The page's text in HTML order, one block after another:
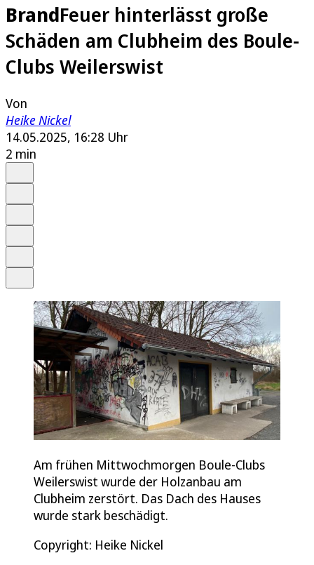
BrandFeuer hinterlässt große
Schäden am Clubheim des Boule-
Clubs Weilerswist
Von
Heike Nickel
14.05.2025, 16:28 Uhr
2 min
Am frühen Mittwochmorgen Boule-Clubs
Weilerswist wurde der Holzanbau am
Clubheim zerstört. Das Dach des Hauses
wurde stark beschädigt.
Copyright: Heike Nickel